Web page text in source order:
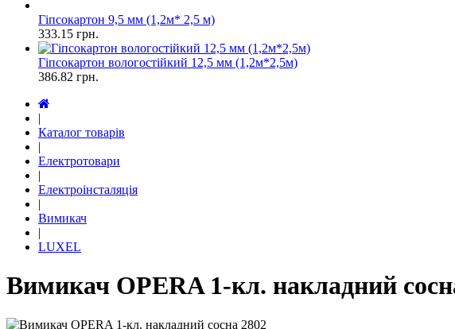
Гіпсокартон 9,5 мм (1,2м* 2,5 м)
333.15 грн.
Гіпсокартон вологостійкий 12,5 мм (1,2м*2,5м)
386.82 грн.
|
Каталог товарів
|
Електротовари
|
Електроінсталяція
|
Вимикач
|
LUXEL
Вимикач OPERA 1-кл. накладний